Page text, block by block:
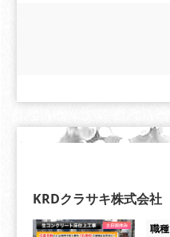
KRDクラサキ株式会社
職種